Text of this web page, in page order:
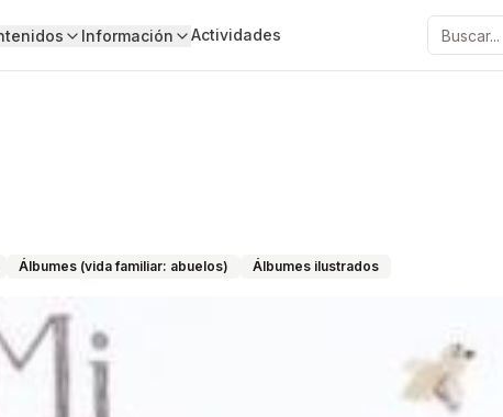
Información Actividades
Álbumes (vida familiar: abuelos) Álbumes ilustrados